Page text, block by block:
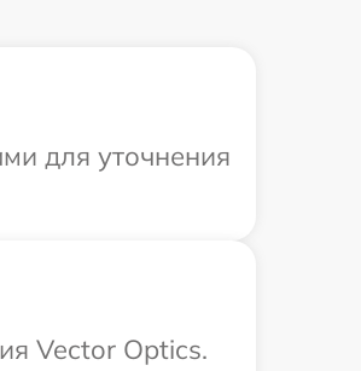
для уточнения
Vector Optics.